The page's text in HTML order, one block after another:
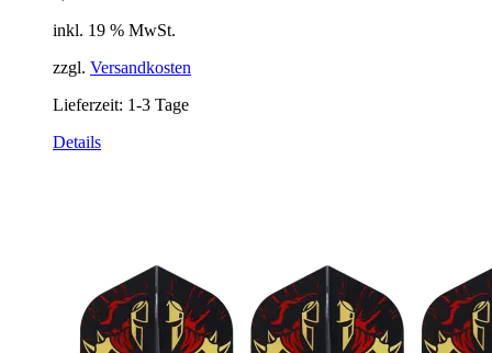
inkl. 19 % MwSt.
zzgl. Versandkosten
Lieferzeit: 1-3 Tage
Details